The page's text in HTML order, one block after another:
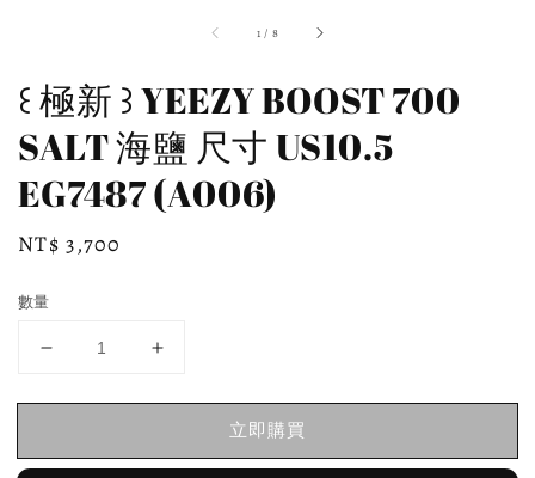
1 / 8
꒰ 極新 ꒱ YEEZY BOOST 700
SALT 海鹽 尺寸 US10.5
EG7487 (A006)
Regular
NT$ 3,700
數量
立即購買